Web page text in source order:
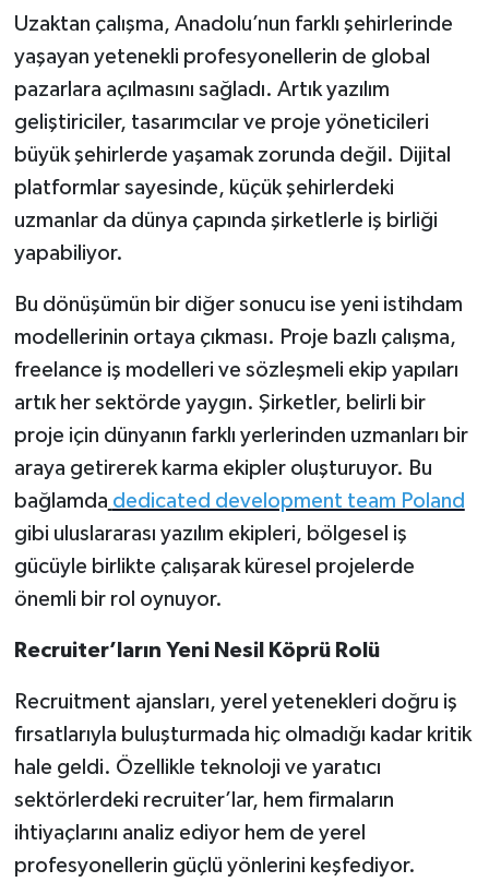
Uzaktan çalışma, Anadolu’nun farklı şehirlerinde
yaşayan yetenekli profesyonellerin de global
pazarlara açılmasını sağladı. Artık yazılım
geliştiriciler, tasarımcılar ve proje yöneticileri
büyük şehirlerde yaşamak zorunda değil. Dijital
platformlar sayesinde, küçük şehirlerdeki
uzmanlar da dünya çapında şirketlerle iş birliği
yapabiliyor.
Bu dönüşümün bir diğer sonucu ise yeni istihdam
modellerinin ortaya çıkması. Proje bazlı çalışma,
freelance iş modelleri ve sözleşmeli ekip yapıları
artık her sektörde yaygın. Şirketler, belirli bir
proje için dünyanın farklı yerlerinden uzmanları bir
araya getirerek karma ekipler oluşturuyor. Bu
bağlamda dedicated development team Poland
gibi uluslararası yazılım ekipleri, bölgesel iş
gücüyle birlikte çalışarak küresel projelerde
önemli bir rol oynuyor.
Recruiter’ların Yeni Nesil Köprü Rolü
Recruitment ajansları, yerel yetenekleri doğru iş
fırsatlarıyla buluşturmada hiç olmadığı kadar kritik
hale geldi. Özellikle teknoloji ve yaratıcı
sektörlerdeki recruiter’lar, hem firmaların
ihtiyaçlarını analiz ediyor hem de yerel
profesyonellerin güçlü yönlerini keşfediyor.